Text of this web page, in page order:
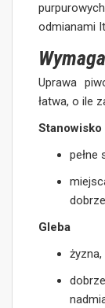
odmianami
Uprawa
łatwa, o ile
Stanowisko
pełne
Gleba